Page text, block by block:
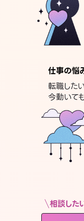
仕事の悩
転職した
今動いて
相談した